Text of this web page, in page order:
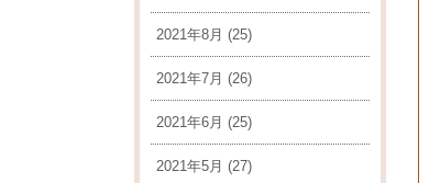
2021年8月 (25)
2021年7月 (26)
2021年6月 (25)
2021年5月 (27)